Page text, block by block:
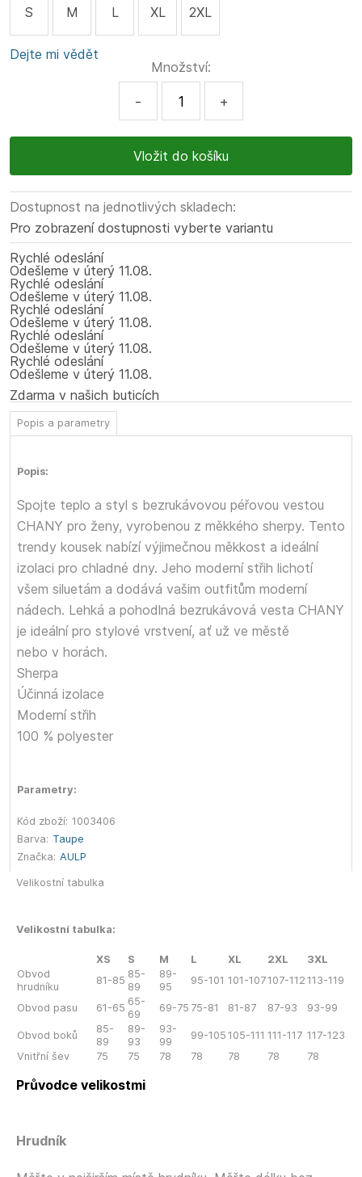
S
M L XL 2XL
Dejte mi vědět
Množství:
- +
Dostupnost na jednotlivých skladech:
Pro zobrazení dostupnosti vyberte variantu
Rychlé odeslání
Odešleme v úterý 11.08.
Rychlé odeslání
Odešleme v úterý 11.08.
Rychlé odeslání
Odešleme v úterý 11.08.
Rychlé odeslání
Odešleme v úterý 11.08.
Rychlé odeslání
Odešleme v úterý 11.08.
Zdarma v našich buticích
Popis a parametry
Popis:
Spojte teplo a styl s bezrukávovou péřovou vestou
CHANY pro ženy, vyrobenou z měkkého sherpy. Tento
trendy kousek nabízí výjimečnou měkkost a ideální
izolaci pro chladné dny. Jeho moderní střih lichotí
všem siluetám a dodává vašim outfitům moderní
nádech. Lehká a pohodlná bezrukávová vesta CHANY
je ideální pro stylové vrstvení, ať už ve městě
nebo v horách.
Sherpa
Účinná izolace
Moderní střih
100 % polyester
Parametry:
Kód zboží: 1003406
Barva: Taupe
Značka: AULP
Velikostní tabulka
Velikostní tabulka:
XS S M L XL 2XL
3XL
Obvod
hrudníku
81-85
85-
89
89-
95
95-101 101-107107-112 113-119
Obvod pasu 61-65
65-
69
69-75 75-81 81-87 87-93 93-99
Obvod boků
85-
89
89-
93
93-
99
99-105 105-111 111-117 117-123
Vnitřní šev
75 75 78 78 78 78 78
Průvodce velikostmi
Hrudník